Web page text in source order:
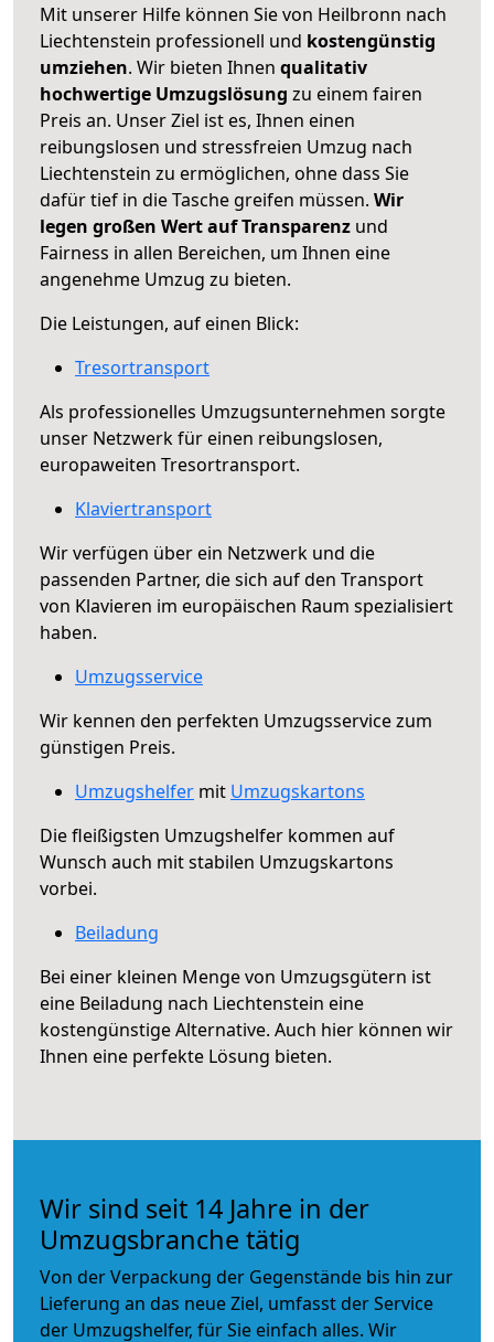
Mit unserer Hilfe können Sie von Heilbronn nach
Liechtenstein professionell und kostengünstig
umziehen. Wir bieten Ihnen qualitativ
hochwertige Umzugslösung zu einem fairen
Preis an. Unser Ziel ist es, Ihnen einen
reibungslosen und stressfreien Umzug nach
Liechtenstein zu ermöglichen, ohne dass Sie
dafür tief in die Tasche greifen müssen. Wir
legen großen Wert auf Transparenz und
Fairness in allen Bereichen, um Ihnen eine
angenehme Umzug zu bieten.
Die Leistungen, auf einen Blick:
Tresortransport
Als professionelles Umzugsunternehmen sorgte
unser Netzwerk für einen reibungslosen,
europaweiten Tresortransport.
Klaviertransport
Wir verfügen über ein Netzwerk und die
passenden Partner, die sich auf den Transport
von Klavieren im europäischen Raum spezialisiert
haben.
Umzugsservice
Wir kennen den perfekten Umzugsservice zum
günstigen Preis.
Umzugshelfer mit Umzugskartons
Die fleißigsten Umzugshelfer kommen auf
Wunsch auch mit stabilen Umzugskartons
vorbei.
Beiladung
Bei einer kleinen Menge von Umzugsgütern ist
eine Beiladung nach Liechtenstein eine
kostengünstige Alternative. Auch hier können wir
Ihnen eine perfekte Lösung bieten.
Wir sind seit 14 Jahre in der
Umzugsbranche tätig
Von der Verpackung der Gegenstände bis hin zur
Lieferung an das neue Ziel, umfasst der Service
der Umzugshelfer, für Sie einfach alles. Wir